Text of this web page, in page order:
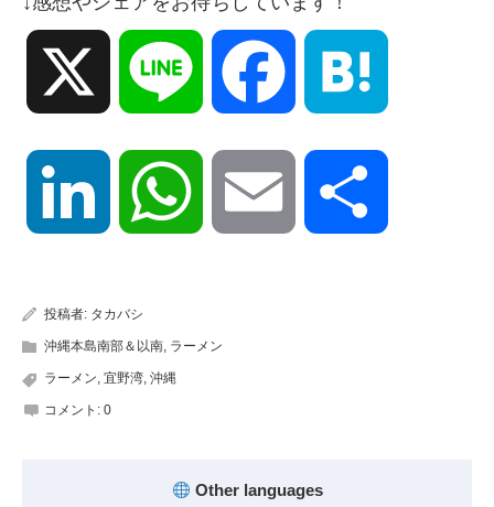
Line Facebook
LinkedIn WhatsApp Email
投稿者: タカバシ
沖縄本島南部＆以南, ラーメン
ラーメン, 宜野湾, 沖縄
コメント: 0
Other languages